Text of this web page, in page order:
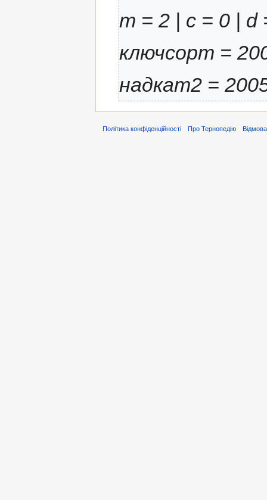
m = 2 | c = 0 | d
ключсорт =
надкат2 =
Політика конфіденційності Про Тернопедію